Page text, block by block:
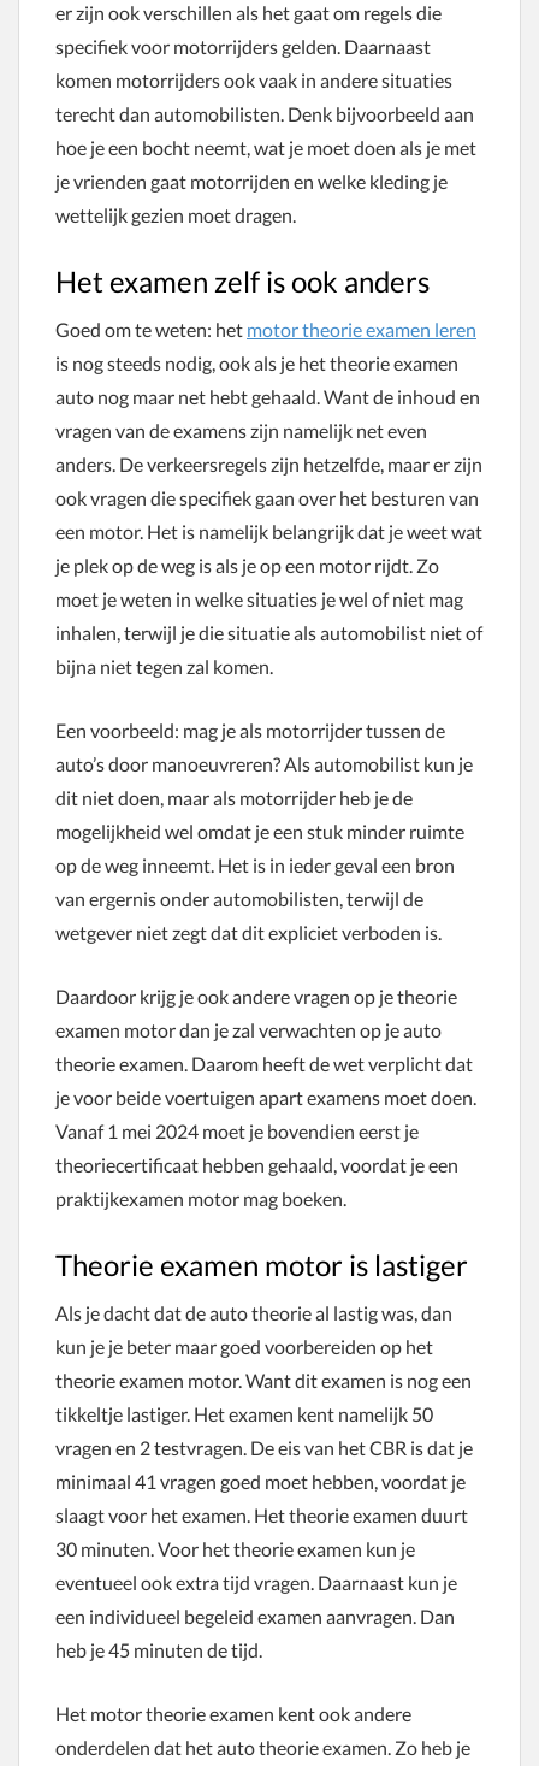
er zijn ook verschillen als het gaat om regels die
specifiek voor motorrijders gelden. Daarnaast
komen motorrijders ook vaak in andere situaties
terecht dan automobilisten. Denk bijvoorbeeld aan
hoe je een bocht neemt, wat je moet doen als je met
je vrienden gaat motorrijden en welke kleding je
wettelijk gezien moet dragen.
Het examen zelf is ook anders
Goed om te weten: het motor theorie examen leren
is nog steeds nodig, ook als je het theorie examen
auto nog maar net hebt gehaald. Want de inhoud en
vragen van de examens zijn namelijk net even
anders. De verkeersregels zijn hetzelfde, maar er zijn
ook vragen die specifiek gaan over het besturen van
een motor. Het is namelijk belangrijk dat je weet wat
je plek op de weg is als je op een motor rijdt. Zo
moet je weten in welke situaties je wel of niet mag
inhalen, terwijl je die situatie als automobilist niet of
bijna niet tegen zal komen.
Een voorbeeld: mag je als motorrijder tussen de
auto’s door manoeuvreren? Als automobilist kun je
dit niet doen, maar als motorrijder heb je de
mogelijkheid wel omdat je een stuk minder ruimte
op de weg inneemt. Het is in ieder geval een bron
van ergernis onder automobilisten, terwijl de
wetgever niet zegt dat dit expliciet verboden is.
Daardoor krijg je ook andere vragen op je theorie
examen motor dan je zal verwachten op je auto
theorie examen. Daarom heeft de wet verplicht dat
je voor beide voertuigen apart examens moet doen.
Vanaf 1 mei 2024 moet je bovendien eerst je
theoriecertificaat hebben gehaald, voordat je een
praktijkexamen motor mag boeken.
Theorie examen motor is lastiger
Als je dacht dat de auto theorie al lastig was, dan
kun je je beter maar goed voorbereiden op het
theorie examen motor. Want dit examen is nog een
tikkeltje lastiger. Het examen kent namelijk 50
vragen en 2 testvragen. De eis van het CBR is dat je
minimaal 41 vragen goed moet hebben, voordat je
slaagt voor het examen. Het theorie examen duurt
30 minuten. Voor het theorie examen kun je
eventueel ook extra tijd vragen. Daarnaast kun je
een individueel begeleid examen aanvragen. Dan
heb je 45 minuten de tijd.
Het motor theorie examen kent ook andere
onderdelen dat het auto theorie examen. Zo heb je